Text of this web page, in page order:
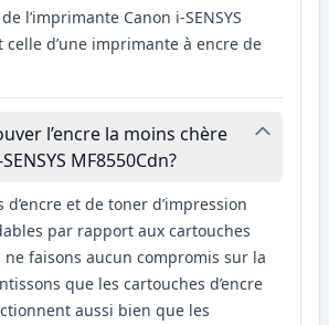
l’imprimante Canon i-SENSYS
celle d’une imprimante à encre de
l’encre la moins chère
MF8550Cdn?
d’encre et de toner d’impression
par rapport aux cartouches
ne faisons aucun compromis sur la
que les cartouches d’encre
aussi bien que les